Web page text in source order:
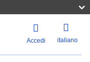
Accedi italiano